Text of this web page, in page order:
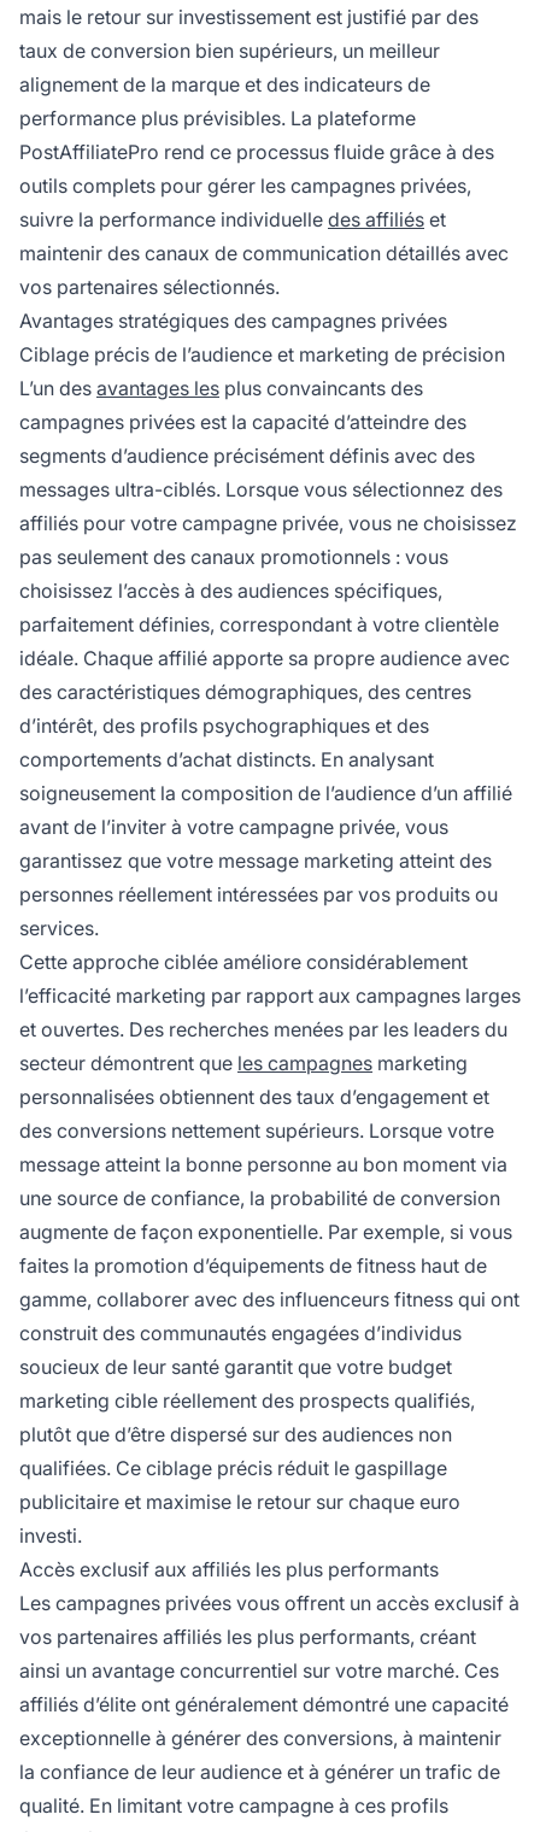
mais le retour sur investissement est justifié par des
taux de conversion bien supérieurs, un meilleur
alignement de la marque et des indicateurs de
performance plus prévisibles. La plateforme
PostAffiliatePro rend ce processus fluide grâce à des
outils complets pour gérer les campagnes privées,
suivre la performance individuelle des affiliés et
maintenir des canaux de communication détaillés avec
vos partenaires sélectionnés.
Avantages stratégiques des campagnes privées
Ciblage précis de l’audience et marketing de précision
L’un des avantages les plus convaincants des
campagnes privées est la capacité d’atteindre des
segments d’audience précisément définis avec des
messages ultra-ciblés. Lorsque vous sélectionnez des
affiliés pour votre campagne privée, vous ne choisissez
pas seulement des canaux promotionnels : vous
choisissez l’accès à des audiences spécifiques,
parfaitement définies, correspondant à votre clientèle
idéale. Chaque affilié apporte sa propre audience avec
des caractéristiques démographiques, des centres
d’intérêt, des profils psychographiques et des
comportements d’achat distincts. En analysant
soigneusement la composition de l’audience d’un affilié
avant de l’inviter à votre campagne privée, vous
garantissez que votre message marketing atteint des
personnes réellement intéressées par vos produits ou
services.
Cette approche ciblée améliore considérablement
l’efficacité marketing par rapport aux campagnes larges
et ouvertes. Des recherches menées par les leaders du
secteur démontrent que les campagnes marketing
personnalisées obtiennent des taux d’engagement et
des conversions nettement supérieurs. Lorsque votre
message atteint la bonne personne au bon moment via
une source de confiance, la probabilité de conversion
augmente de façon exponentielle. Par exemple, si vous
faites la promotion d’équipements de fitness haut de
gamme, collaborer avec des influenceurs fitness qui ont
construit des communautés engagées d’individus
soucieux de leur santé garantit que votre budget
marketing cible réellement des prospects qualifiés,
plutôt que d’être dispersé sur des audiences non
qualifiées. Ce ciblage précis réduit le gaspillage
publicitaire et maximise le retour sur chaque euro
investi.
Accès exclusif aux affiliés les plus performants
Les campagnes privées vous offrent un accès exclusif à
vos partenaires affiliés les plus performants, créant
ainsi un avantage concurrentiel sur votre marché. Ces
affiliés d’élite ont généralement démontré une capacité
exceptionnelle à générer des conversions, à maintenir
la confiance de leur audience et à générer un trafic de
qualité. En limitant votre campagne à ces profils